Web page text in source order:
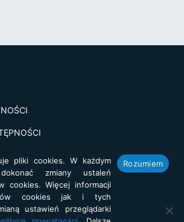
netkoncept.com
pliki cookies. W każdym
zmiany ustaleń
cookies. Więcej informacji
cookies jak i tych
ustawień przeglądarki
Rozumiem